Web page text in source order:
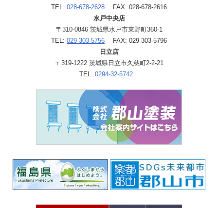
TEL: 028-678-2628 FAX: 028-678-2616
水戸中央店
〒310-0846 茨城県水戸市東野町360-1
TEL: 029-303-5756 FAX: 029-303-5796
日立店
〒319-1222 茨城県日立市久慈町2-2-21
TEL: 0294-32-5742